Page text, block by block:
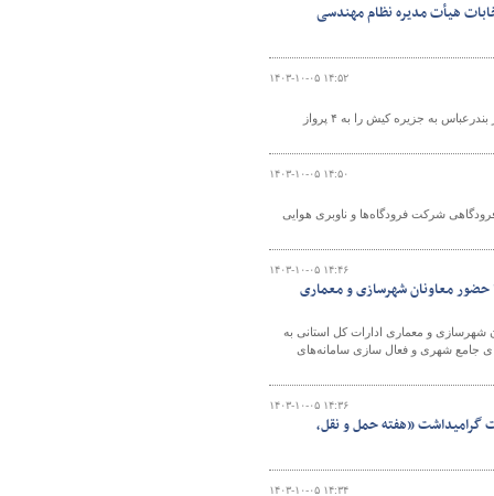
هیأت مدیره نظام مهندسی
۱۴۰۳-۱۰-۰۵ ۱۴:۵۲
هواپیمایی جمهوری اسلامی ایران "هما" از تاریخ ۱۳ دی ۱۴۰۳ تعداد پروازهای خود در مسیر بندرعباس به جزیره کیش را به ۴ پرواز
۱۴۰۳-۱۰-۰۵ ۱۴:۵۰
فرودگاهی شرکت فرودگاه‌ها و ناوبری هوایی
۱۴۰۳-۱۰-۰۵ ۱۴:۴۶
معاونان شهرسازی و معماری
و معماری ادارات کل استانی به
جامع شهری و فعال سازی سامانه‌های
۱۴۰۳-۱۰-۰۵ ۱۴:۳۶
گرامیداشت «هفته حمل و نقل،
۱۴۰۳-۱۰-۰۵ ۱۴:۳۴